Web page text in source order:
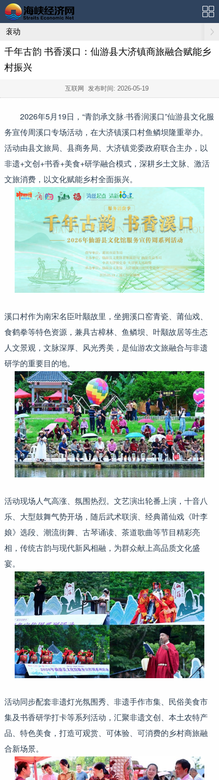
滚动
千年古韵 书香溪口：仙游县大济镇商旅融合赋能乡
村振兴
互联网 发布时间: 2026-05-19
2026年5月19日，“青韵承文脉·书香润溪口”仙游县文化服
务宣传周溪口专场活动，在大济镇溪口村鱼鳞坝隆重举办。
活动由县文旅局、县商务局、大济镇党委政府联合主办，以
非遗+文创+书香+美食+研学融合模式，深耕乡土文脉、激活
文旅消费，以文化赋能乡村全面振兴。
溪口村作为南宋名臣叶颙故里，坐拥溪口窑青瓷、莆仙戏、
食鹤拳等特色资源，兼具古樟林、鱼鳞坝、叶颙故居等生态
人文景观，文脉深厚、风光秀美，是仙游农文旅融合与非遗
研学的重要目的地。
活动现场人气高涨、氛围热烈。文艺演出轮番上演，十音八
乐、大型鼓舞气势开场，随后武术联演、经典莆仙戏《叶李
娘》选段、潮流街舞、古琴诵读、茶道歌曲等节目精彩亮
相，传统古韵与现代新风相融，为群众献上高品质文化盛
宴。
活动同步配套非遗灯光氛围秀、非遗手作市集、民俗美食市
集及书香研学打卡等系列活动，汇聚非遗文创、本土农特产
品、特色美食，打造可观赏、可体验、可消费的乡村商旅融
合新场景。